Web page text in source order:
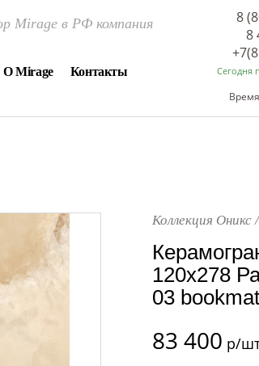
Mirage в РФ компания
О Mirage Контакты
8
8
Сегодня
Коллекция Оникс
120x278
03
83 400 р/